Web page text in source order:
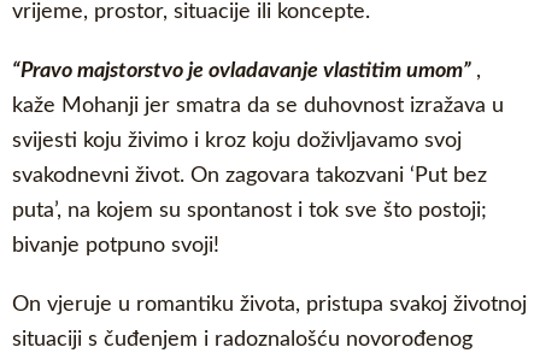
vrijeme, prostor, situacije ili koncepte.
“Pravo majstorstvo je ovladavanje vlastitim umom” ,
kaže Mohanji jer smatra da se duhovnost izražava u
svijesti koju živimo i kroz koju doživljavamo svoj
svakodnevni život. On zagovara takozvani ‘Put bez
puta’, na kojem su spontanost i tok sve što postoji;
bivanje potpuno svoji!
On vjeruje u romantiku života, pristupa svakoj životnoj
situaciji s čuđenjem i radoznalošću novorođenog